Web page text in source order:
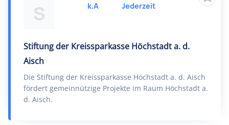
S
Stiftung der Kreissparkasse Höchstadt a. d.
Aisch
Die Stiftung der Kreissparkasse Höchstadt a. d. Aisch
fördert gemeinnützige Projekte im Raum Höchstadt a.
d. Aisch.
k.A Jederzeit